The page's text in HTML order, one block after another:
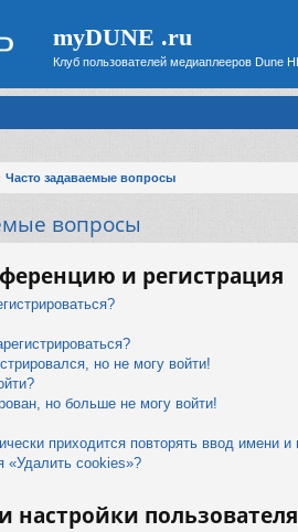
myDUNE .ru
Клуб пользователей медиаплееров Dune
Часто задаваемые вопросы
вопросы
и регистрация
но не могу войти!
но больше не могу войти!
приходится повторять ввод имени и
«Удалить cookies»?
настройки пользователя